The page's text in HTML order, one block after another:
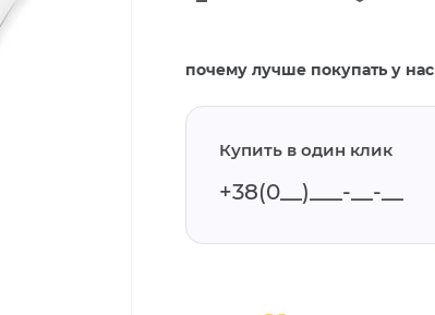
почему лучше покупать у нас
Купить в один клик